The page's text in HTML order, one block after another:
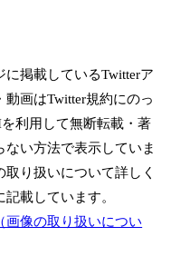
掲載しているTwitterア
動画はTwitter規約にのっ
を利用して無断転載・著
ない方法で表示していま
り扱いについて詳しく
載しています。
画像の取り扱いについ